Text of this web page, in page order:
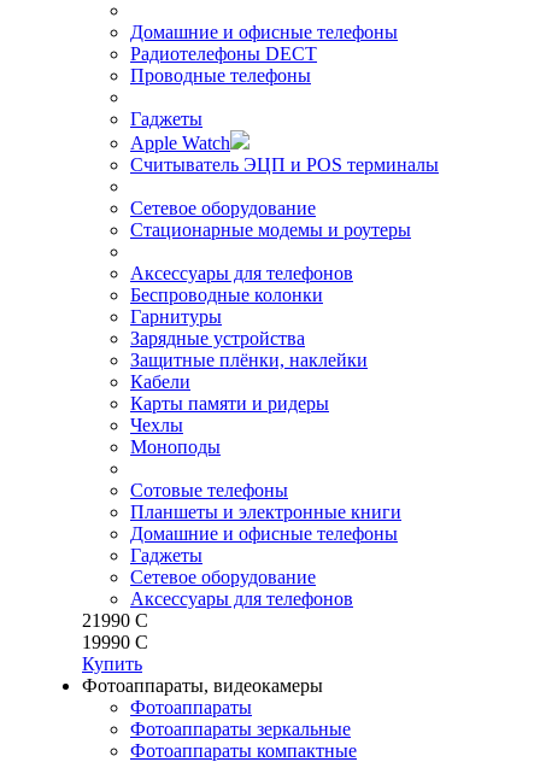
Домашние и офисные телефоны
Радиотелефоны DECT
Проводные телефоны
Гаджеты
Apple Watch
Считыватель ЭЦП и POS терминалы
Сетевое оборудование
Стационарные модемы и роутеры
Аксессуары для телефонов
Беспроводные колонки
Гарнитуры
Зарядные устройства
Защитные плёнки, наклейки
Кабели
Карты памяти и ридеры
Чехлы
Моноподы
Сотовые телефоны
Планшеты и электронные книги
Домашние и офисные телефоны
Гаджеты
Сетевое оборудование
Аксессуары для телефонов
21990 C
19990 C
Купить
Фотоаппараты, видеокамеры
Фотоаппараты
Фотоаппараты зеркальные
Фотоаппараты компактные